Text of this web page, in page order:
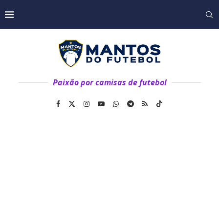
Paixão por camisas de futebol